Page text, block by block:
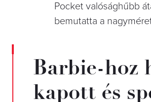
Pocket valósághűbb
bemutatta a
Barbie-hoz
kapott és